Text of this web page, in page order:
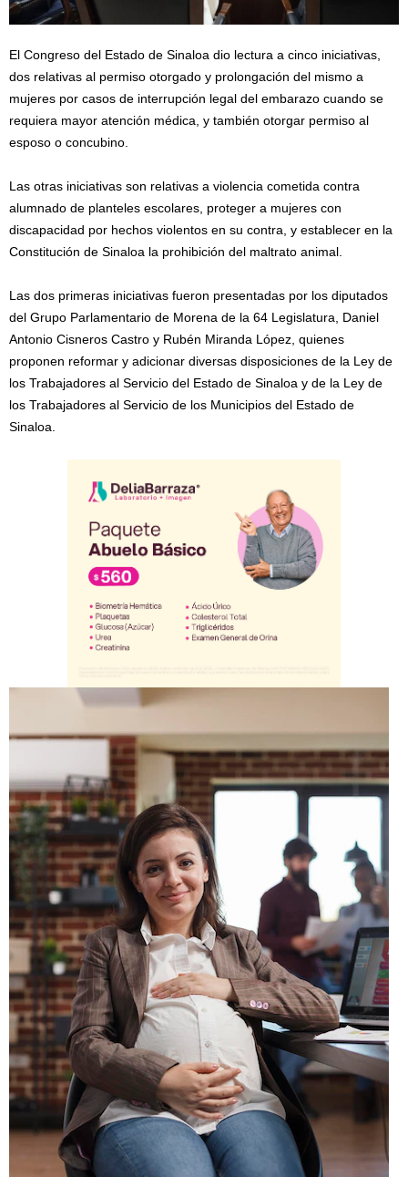
El Congreso del Estado de Sinaloa dio lectura a cinco iniciativas,
dos relativas al permiso otorgado y prolongación del mismo a
mujeres por casos de interrupción legal del embarazo cuando se
requiera mayor atención médica, y también otorgar permiso al
esposo o concubino.
Las otras iniciativas son relativas a violencia cometida contra
alumnado de planteles escolares, proteger a mujeres con
discapacidad por hechos violentos en su contra, y establecer en la
Constitución de Sinaloa la prohibición del maltrato animal.
Las dos primeras iniciativas fueron presentadas por los diputados
del Grupo Parlamentario de Morena de la 64 Legislatura, Daniel
Antonio Cisneros Castro y Rubén Miranda López, quienes
proponen reformar y adicionar diversas disposiciones de la Ley de
los Trabajadores al Servicio del Estado de Sinaloa y de la Ley de
los Trabajadores al Servicio de los Municipios del Estado de
Sinaloa.